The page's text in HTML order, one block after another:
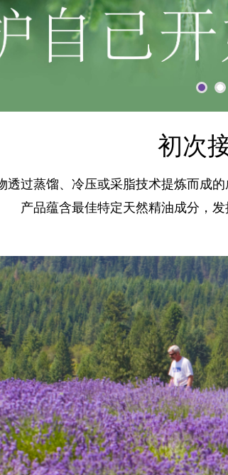
初次
透过蒸馏、冷压或采脂技术提炼而成
产品蕴含最佳特定天然精油成分，